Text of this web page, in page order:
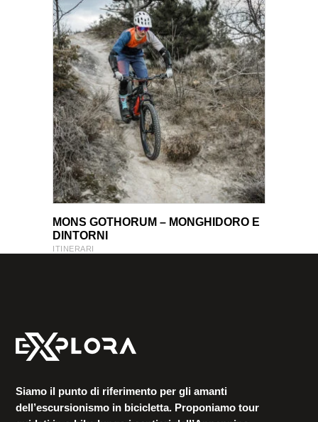
VIEW PRODUCT
VIEW PRODUCT
MONS GOTHORUM – MONGHIDORO E
DINTORNI
ITINERARI
Siamo il punto di riferimento per gli amanti
dell’escursionismo in bicicletta. Proponiamo tour